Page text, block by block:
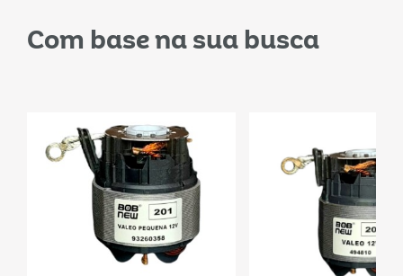
Com base na sua busca